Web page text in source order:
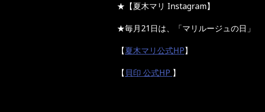
★【夏木マリ Instagram】
★毎月21日は、「マリルージュの日」
【夏木マリ公式HP】
【 貝印 公式HP 】